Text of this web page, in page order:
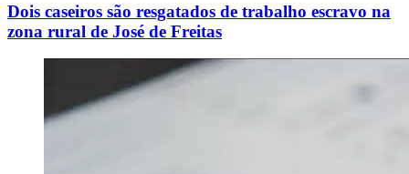
Dois caseiros são resgatados de trabalho escravo na
zona rural de José de Freitas